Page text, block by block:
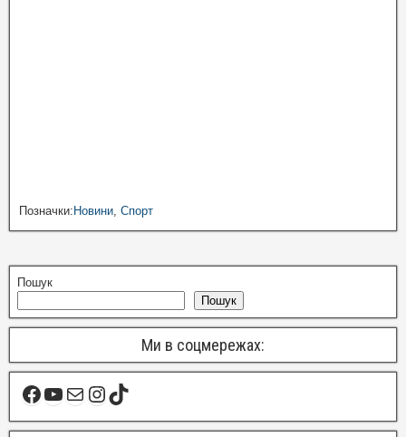
Позначки:Новини Спорт
Пошук
Пошук
Ми в соцмережах: